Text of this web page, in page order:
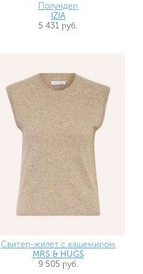
Полундер
IZIA
5 431 руб.
Свитер-жилет с кашемиром
MRS & HUGS
9 505 руб.